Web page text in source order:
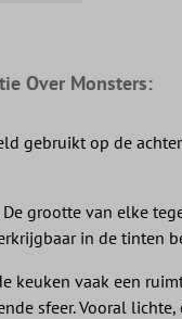
Over Monsters:
gebruikt op de
grootte van elke
in de tinten
keuken vaak een
sfeer. Vooral